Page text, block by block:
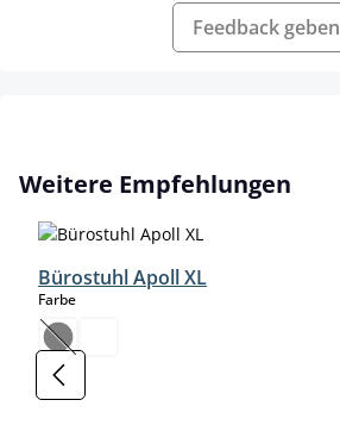
Feedback geben
Produktgalerie überspringen
Weitere Empfehlungen
Bürostuhl Apoll XL
Farbeauswählen
(Diese Option ist zurzeit nicht verfügbar.)